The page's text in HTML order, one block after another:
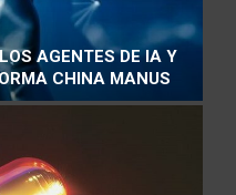
AGENTES DE IA Y
CHINA MANUS